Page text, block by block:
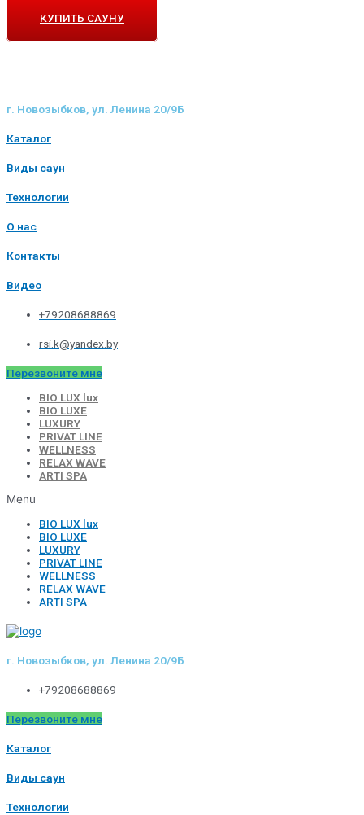
КУПИТЬ САУНУ
г. Новозыбков, ул. Ленина 20/9Б
Каталог
Виды саун
Технологии
О нас
Контакты
Видео
+79208688869
rsi.k@yandex.by
Перезвоните мне
BIO LUX lux
BIO LUXE
LUXURY
PRIVAT LINE
WELLNESS
RELAX WAVE
ARTI SPA
Menu
BIO LUX lux
BIO LUXE
LUXURY
PRIVAT LINE
WELLNESS
RELAX WAVE
ARTI SPA
г. Новозыбков, ул. Ленина 20/9Б
+79208688869
Перезвоните мне
Каталог
Виды саун
Технологии